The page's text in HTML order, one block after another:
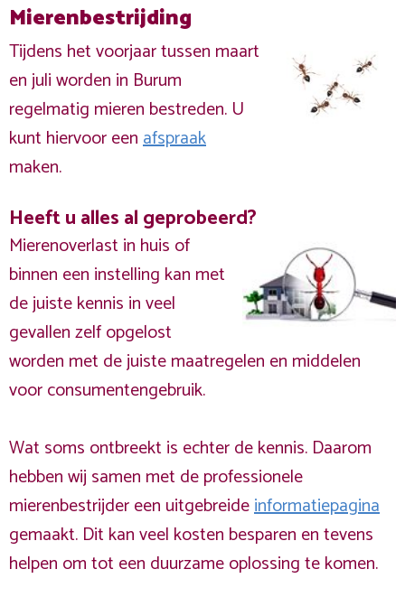
Mierenbestrijding
Tijdens het voorjaar tussen maart
en juli worden in Burum
regelmatig mieren bestreden. U
kunt hiervoor eenafspraak
maken.
Heeft u alles al geprobeerd?
Mierenoverlast in huis of
binnen een instelling kan met
de juiste kennis in veel
gevallen zelf opgelost
worden met de juiste maatregelen en middelen
voor consumentengebruik.
Wat soms ontbreekt is echter de kennis. Daarom
hebben wij samen met de professionele
mierenbestrijder een uitgebreideinformatiepagina
gemaakt. Dit kan veel kosten besparen en tevens
helpen om tot een duurzame oplossing te komen.